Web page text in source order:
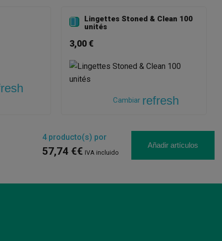

Lingettes Stoned & Clean 100
unités
3,00 €
Cambiar refresh
4producto(s) por
57,74 €€ IVA incluido
Añadir artículos